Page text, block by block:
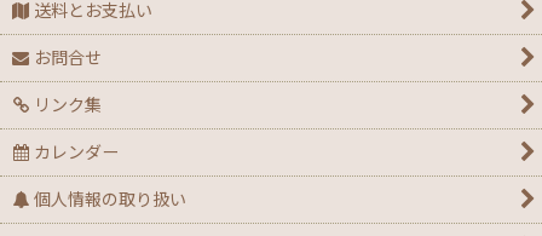
【クリスマス】★全力応援！X’masグッズ
送料とお支払い
お問合せ
リンク集
カレンダー
個人情報の取り扱い